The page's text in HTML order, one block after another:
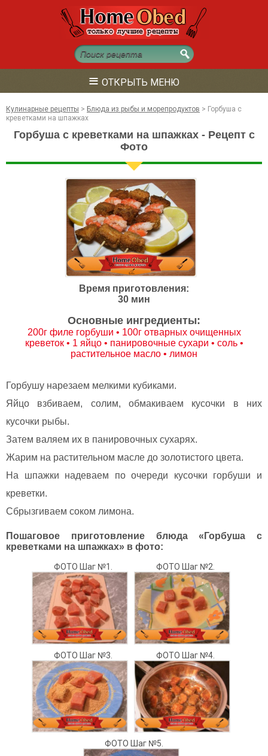
≡ ОТКРЫТЬ МЕНЮ
Кулинарные рецепты > Блюда из рыбы и морепродуктов > Горбуша с
креветками на шпажках
Горбуша с креветками на шпажках - Рецепт с
Фото
Время приготовления:
30 мин
Основные ингредиенты:
200г филе горбуши • 100г отварных очищенных
креветок • 1 яйцо • панировочные сухари • соль •
растительное масло • лимон
Горбушу нарезаем мелкими кубиками.
Яйцо взбиваем, солим, обмакиваем кусочки в них
кусочки рыбы.
Затем валяем их в панировочных сухарях.
Жарим на растительном масле до золотистого цвета.
На шпажки надеваем по очереди кусочки горбуши и
креветки.
Сбрызгиваем соком лимона.
Пошаговое приготовление блюда «Горбуша с
креветками на шпажках» в фото:
ФОТО Шаг №1. ФОТО Шаг №2.
ФОТО Шаг №3. ФОТО Шаг №4.
ФОТО Шаг №5.